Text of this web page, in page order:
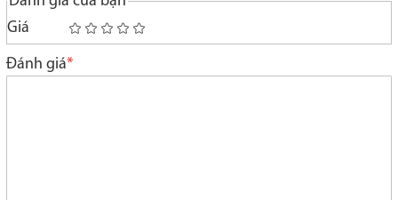
Giá
1
star
2
stars
3
stars
4
stars
5
stars
Đánh giá